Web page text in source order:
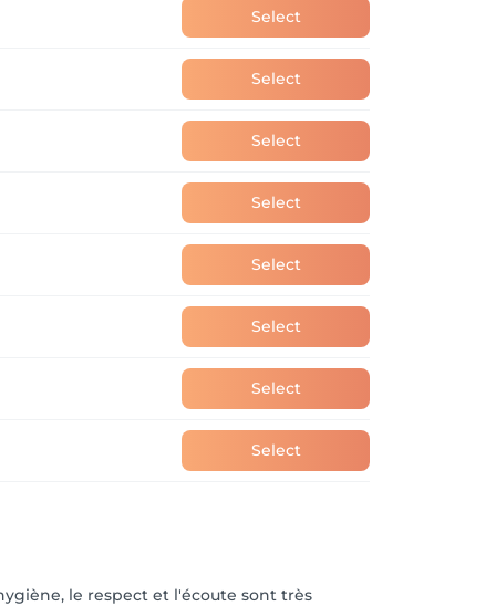
Select
Select
Select
Select
Select
Select
Select
Select
le respect et l'écoute sont très